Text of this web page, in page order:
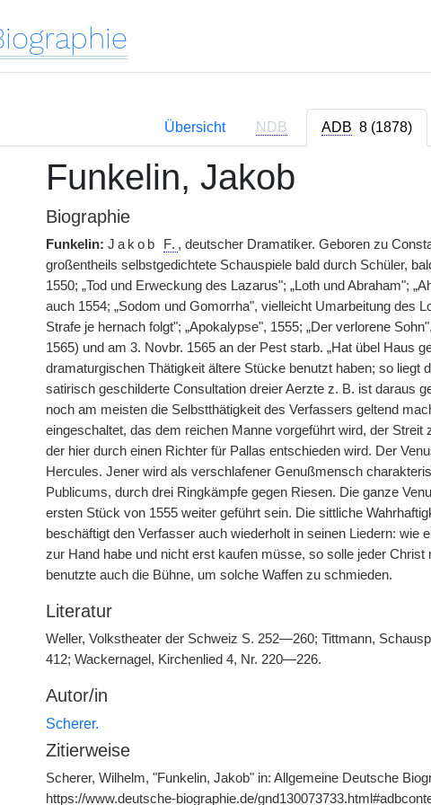
Übersicht NDB ADB 8 (1878)
Funkelin, Jakob
Biographie
Funkelin: Jakob F. , deutscher Dramatiker. Geboren zu
großentheils selbstgedichtete Schauspiele bald durch Schüler,
1550; „Tod und Erweckung des Lazarus"; „Loth und Abraham";
auch 1554; „Sodom und Gomorrha", vielleicht Umarbeitung des
Strafe je hernach folgt"; „Apokalypse", 1555; „Der verlorene
1565) und am 3. Novbr. 1565 an der Pest starb. „Hat übel Haus
dramaturgischen Thätigkeit ältere Stücke benutzt haben; so liegt
satirisch geschilderte Consultation dreier Aerzte z. B. ist daraus
noch am meisten die Selbstthätigkeit des Verfassers geltend
eingeschaltet, das dem reichen Manne vorgeführt wird, der
der hier durch einen Richter für Pallas entschieden wird. Der
Hercules. Jener wird als verschlafener Genußmensch
Publicums, durch drei Ringkämpfe gegen Riesen. Die ganze
ersten Stück von 1555 weiter geführt sein. Die sittliche
beschäftigt den Verfasser auch wiederholt in seinen Liedern:
zur Hand habe und nicht erst kaufen müsse, so solle jeder
benutzte auch die Bühne, um solche Waffen zu schmieden.
Literatur
Weller, Volkstheater der Schweiz S. 252—260; Tittmann,
412; Wackernagel, Kirchenlied 4, Nr. 220—226.
Autor/in
Scherer.
Zitierweise
Scherer, Wilhelm, "Funkelin, Jakob" in: Allgemeine Deutsche
https://www.deutsche-biographie.de/